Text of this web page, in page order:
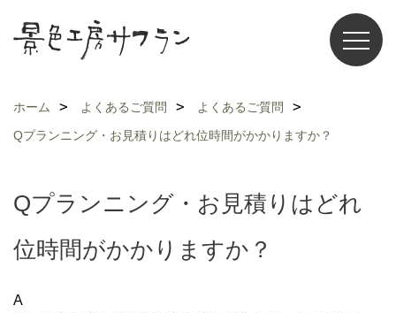
ホーム よくあるご質問
よくあるご質問
Qプランニング・お見積りはどれ位時間がかかりますか？
Qプランニング・お見積りはどれ
位時間がかかりますか？
A